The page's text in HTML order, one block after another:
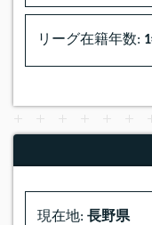
リーグ在籍年数:
現在地: 長野県